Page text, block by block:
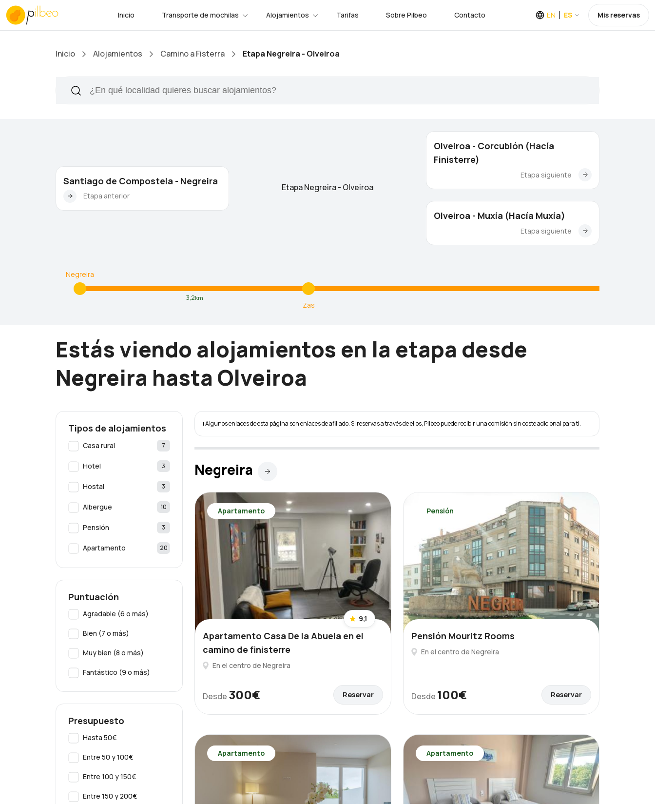
Inicio Transporte de mochilas Alojamientos Tarifas Sobre Pilbeo Contacto EN ES Mis reservas
Inicio Alojamientos Camino a Fisterra Etapa Negreira - Olveiroa
Santiago de Compostela - Negreira
Etapa anterior
Olveiroa - Corcubión (Hacía
Finisterre)
Etapa siguiente
Olveiroa - Muxía (Hacía Muxía)
Etapa siguiente
Etapa Negreira - Olveiroa
Negreira
3,2km
Zas
Estás viendo alojamientos en la etapa desde
Negreira hasta Olveiroa
Tipos de alojamientos
Casa rural 7
Hotel 3
Hostal 3
Albergue 10
Pensión 3
Apartamento 20
Puntuación
Agradable (6 o más)
Bien (7 o más)
Muy bien (8 o más)
Fantástico (9 o más)
Presupuesto
Hasta 50€
Entre 50 y 100€
Entre 100 y 150€
Entre 150 y 200€
ℹ️ Algunos enlaces de esta página son enlaces de afiliado. Si reservas a través de ellos, Pilbeo puede recibir una comisión sin coste adicional para ti.
Negreira
Apartamento
9,1
Apartamento Casa De la Abuela en el
camino de finisterre
En el centro de Negreira
Desde 300€ Reservar
Pensión
Pensión Mouritz Rooms
En el centro de Negreira
Desde 100€ Reservar
Apartamento Apartamento